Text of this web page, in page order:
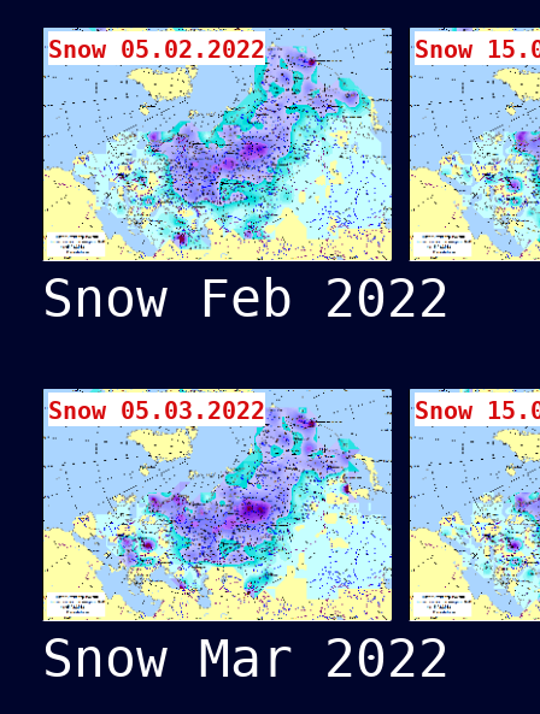
Snow 05.02.2022 Snow
Snow Feb 2022
Snow 05.03.2022 Snow
Snow Mar 2022